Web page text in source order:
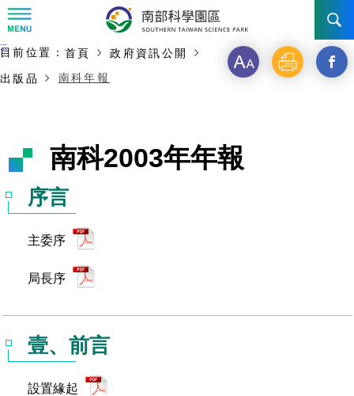
訊息公告
新聞資料專區
發展沿革
首長介紹
組織職掌
管理局位置
國家科學及技術委員會重大政策
工作職掌與聯絡管道
廉政反貪、防貪專區
獲獎記錄
檔案應用專區
認識園區
臺南園區
水電供應
園區土地廠房宿舍出租資訊
土地規劃
水電供應
橋頭園區
競爭優勢
土地規劃
交通資訊
機構及廠商名錄
工商服務
廠商服務
申請流程及表單
申辦案件處理時限
投資業務
園區事業管理費
土地及廠房租賃
科學園區廠商服務網
園區課程及獎補助計畫
主要內容開始
:::
目前位置： 首頁
政府資訊公開
出版品
南科年報
字 列 另
享
南科2003年年報
序言
主委序
局長序
壹、前言
設置緣起